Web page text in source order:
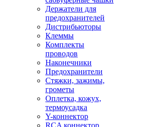
Держатели для
предохранителей
Дистрибьюторы
Клеммы
Комплекты
проводов
Наконечники
Предохранители
Стяжки, зажимы,
грометы
Оплетка, кожух,
термоусадка
Y-коннектор
RCA коннектор